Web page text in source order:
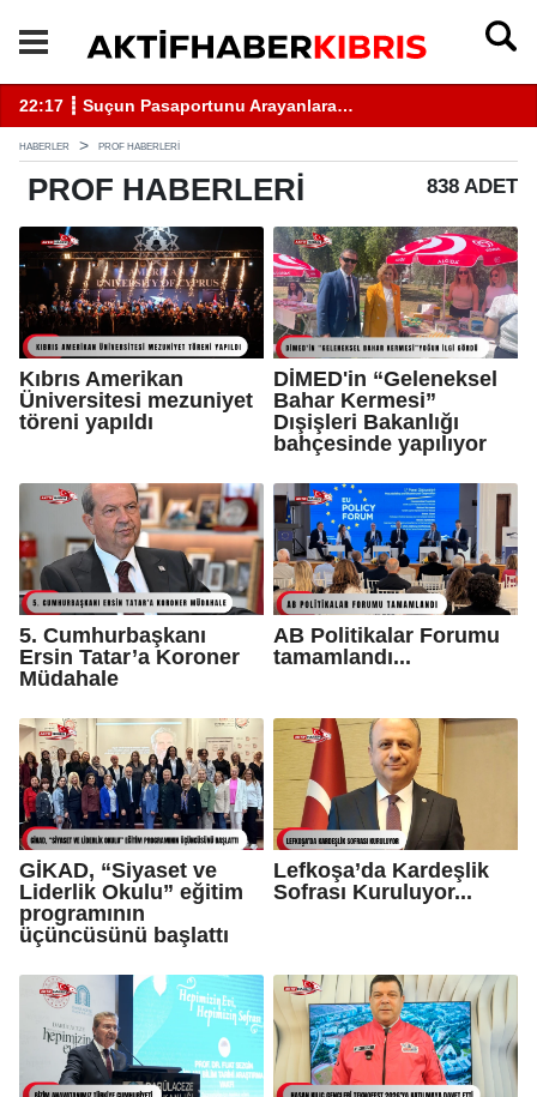
18:05 ┋ Beş ilçede asayiş ve trafik denetimleri yapıldı...
HABERLER PROF HABERLERI
PROF HABERLERI 838 ADET
Kıbrıs Amerikan
Üniversitesi mezuniyet
töreni yapıldı
DİMED'in “Geleneksel
Bahar Kermesi”
Dışişleri Bakanlığı
bahçesinde yapılıyor
5. Cumhurbaşkanı
Ersin Tatar’a Koroner
Müdahale
AB Politikalar Forumu
tamamlandı...
GİKAD, “Siyaset ve
Liderlik Okulu” eğitim
programının
üçüncüsünü başlattı
Lefkoşa’da Kardeşlik
Sofrası Kuruluyor...